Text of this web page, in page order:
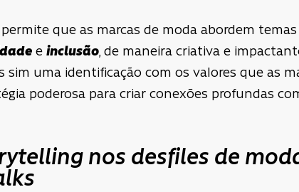
que as marcas de moda abordem
e inclusão, de maneira criativa e
sim uma identificação com os valores que as
poderosa para criar conexões profundas
nos desfiles de